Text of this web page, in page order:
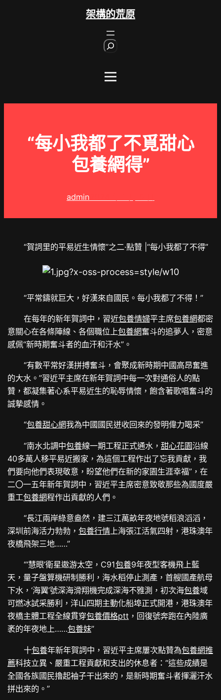
架構的荒原
“每小我都了不覓甜心
包養網得”
admin
“賀詞里的平易近生情懷”之二·點贊 |“每小我都了不得”
“平常鑄就巨大，好漢來自國民。每小我都了不得！”
在每年的新年賀詞中，習近包養情婦平主席包養網都密
意關心在各條陣線、各個職位上包養網奮斗的追夢人，密意
感佩“新時期奮斗者的血汗和汗水”。
“有數平常好漢拼搏奮斗，會聚成新時期中國高昂奮進
的大水。”習近平主席在新年賀詞中每一次對通俗人的點
贊，都凝集著心系平易近生的恥辱情懷，飽含著歌唱奮斗的
誠摯感情。
“包養甜心網我為中國國民迸收回來的發明偉力喝采”
“南水北調中包養線一期工程正式通水， 甜心花園沿線
40多萬人移平易近搬家，為這個工程作出了忘我貢獻，我
們要向他們表現敬意，盼望他們在新的家園生涯幸福”，在
二〇一五年新年賀詞中，習近平主席密意致敬那些為國度嚴
重工包養網程作出貢獻的人們。
“長江兩岸綠意盎然，建三江萬畝年夜地號稻浪滔滔，
深圳前海活力勃勃，包養行情上海張江活氣四射，港珠澳年
夜橋飛架三地……”
“‘慧眼’衛星遨游太空，C91包養9年夜型客機飛上藍
天，量子盤算機研制勝利，海水稻停止測產，首艘國產航母
下水，‘海翼’號深海滑翔機完成深海不雅測，初次海包養域
可燃冰試采勝利，洋山四期主動化船埠正式開港，港珠澳年
夜橋主體工程全線貫穿包養價格ptt ，回復號奔跑在內陸廣
袤的年夜地上……包養妹”
十包養年新年賀詞中，習近平主席屢次點贊為包養網推
薦科技立異、嚴重工程貢獻和支出的休息者：“這些成績是
全國各族國民擼起袖子干出來的，是新時期奮斗者揮灑汗水
拼出來的。”